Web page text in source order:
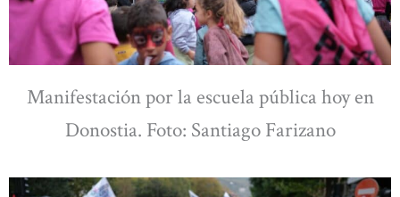
Manifestación por la escuela pública hoy en
Donostia. Foto: Santiago Farizano